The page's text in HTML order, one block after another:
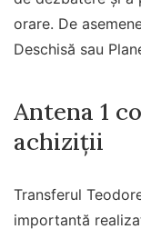
orare. De
Deschisă sau
Antena 1
achiziții
Transferul
importantă